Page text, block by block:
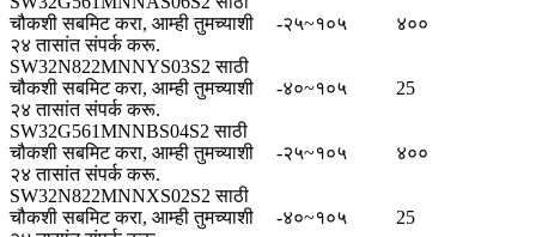
चौकशी सबमिट करा, आम्ही तुमच्याशी
२४ तासांत संपर्क करू.
-२५~१०५ ४००
SW32N822MNNYS03S2 साठी
चौकशी सबमिट करा, आम्ही तुमच्याशी
२४ तासांत संपर्क करू.
-४०~१०५ 25
SW32G561MNNBS04S2 साठी
चौकशी सबमिट करा, आम्ही तुमच्याशी
२४ तासांत संपर्क करू.
-२५~१०५ ४००
SW32N822MNNXS02S2 साठी
चौकशी सबमिट करा, आम्ही तुमच्याशी
-४०~१०५ 25